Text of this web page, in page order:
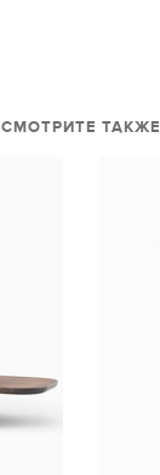
СМОТРИТЕ ТАКЖЕ